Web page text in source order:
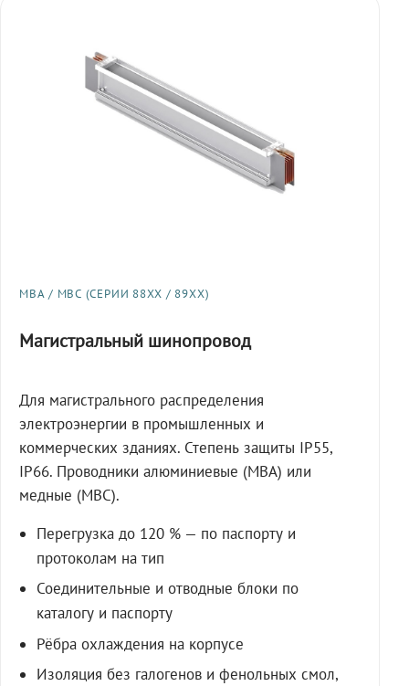
МВА / МВС (СЕРИИ 88XX / 89XX)
Магистральный шинопровод
Для магистрального распределения
электроэнергии в промышленных и
коммерческих зданиях. Степень защиты IP55,
IP66. Проводники алюминиевые (МВА) или
медные (МВС).
Перегрузка до 120 % — по паспорту и
протоколам на тип
Соединительные и отводные блоки по
каталогу и паспорту
Рёбра охлаждения на корпусе
Изоляция без галогенов и фенольных смол,